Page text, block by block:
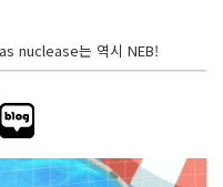
nuclease는 역시 NEB!